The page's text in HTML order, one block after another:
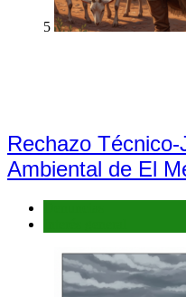
5
Rechazo
Ambiental de El